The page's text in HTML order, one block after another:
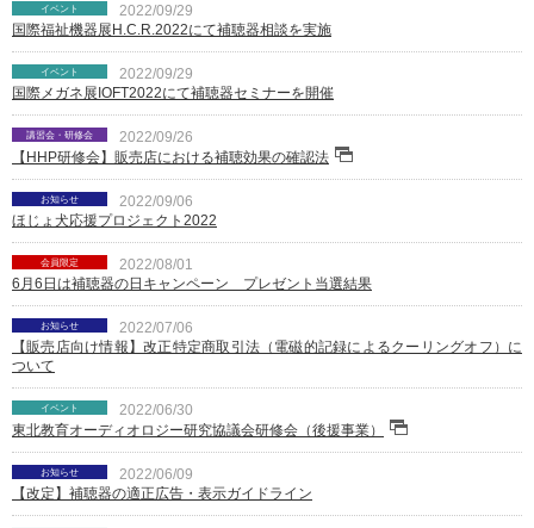
イベント
2022/09/29
国際福祉機器展H.C.R.2022にて補聴器相談を実施
イベント
2022/09/29
国際メガネ展IOFT2022にて補聴器セミナーを開催
講習会・研修会
2022/09/26
【HHP研修会】販売店における補聴効果の確認法
お知らせ
2022/09/06
ほじょ犬応援プロジェクト2022
会員限定
2022/08/01
6月6日は補聴器の日キャンペーン プレゼント当選結果
お知らせ
2022/07/06
【販売店向け情報】改正特定商取引法（電磁的記録によるクーリングオフ）に
ついて
イベント
2022/06/30
東北教育オーディオロジー研究協議会研修会（後援事業）
お知らせ
2022/06/09
【改定】補聴器の適正広告・表示ガイドライン